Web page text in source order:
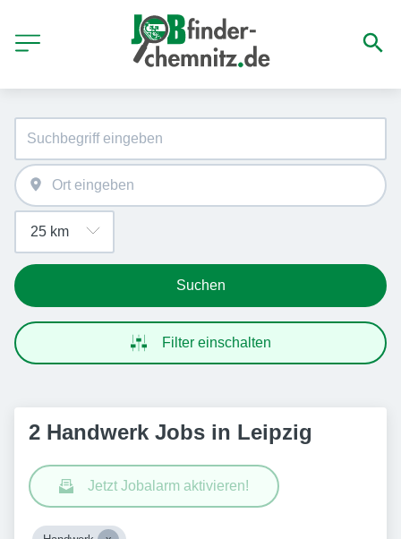
Suchen
Filter einschalten
2 Handwerk Jobs in Leipzig
Jetzt Jobalarm aktivieren!